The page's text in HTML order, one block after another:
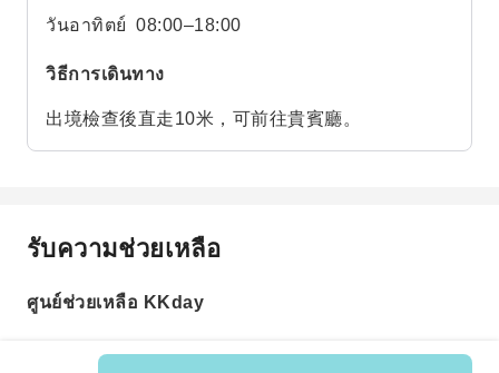
วันอาทิตย์ 08:00–18:00
วิธีการเดินทาง
出境檢查後直走10米，可前往貴賓廳。
รับความช่วยเหลือ
ศูนย์ช่วยเหลือ KKday